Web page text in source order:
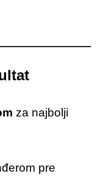
za najbolji
pre